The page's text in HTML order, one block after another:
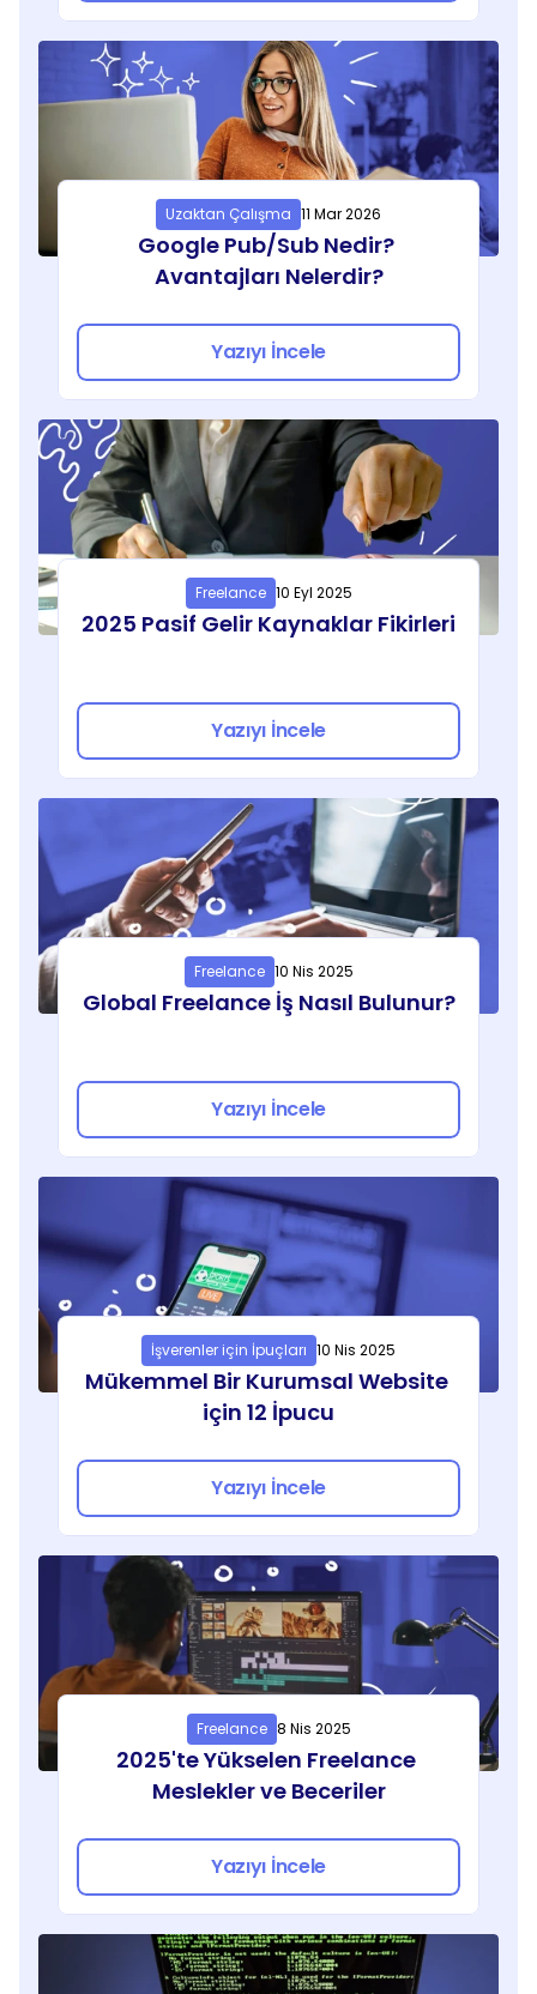
Uzaktan Çalışma 11 Mar 2026
Google Pub/Sub Nedir?
Avantajları Nelerdir?
Yazıyı İncele
Freelance 10 Eyl 2025
2025 Pasif Gelir Kaynaklar Fikirleri
Yazıyı İncele
Freelance 10 Nis 2025
Global Freelance İş Nasıl Bulunur?
Yazıyı İncele
İşverenler için İpuçları 10 Nis 2025
Mükemmel Bir Kurumsal Website
için 12 İpucu
Yazıyı İncele
Freelance 8 Nis 2025
2025'te Yükselen Freelance
Meslekler ve Beceriler
Yazıyı İncele